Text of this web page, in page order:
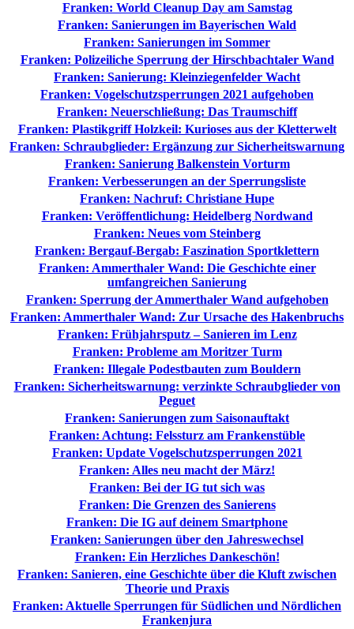
Franken: World Cleanup Day am Samstag
Franken: Sanierungen im Bayerischen Wald
Franken: Sanierungen im Sommer
Franken: Polizeiliche Sperrung der Hirschbachtaler Wand
Franken: Sanierung: Kleinziegenfelder Wacht
Franken: Vogelschutzsperrungen 2021 aufgehoben
Franken: Neuerschließung: Das Traumschiff
Franken: Plastikgriff Holzkeil: Kurioses aus der Kletterwelt
Franken: Schraubglieder: Ergänzung zur Sicherheitswarnung
Franken: Sanierung Balkenstein Vorturm
Franken: Verbesserungen an der Sperrungsliste
Franken: Nachruf: Christiane Hupe
Franken: Veröffentlichung: Heidelberg Nordwand
Franken: Neues vom Steinberg
Franken: Bergauf-Bergab: Faszination Sportklettern
Franken: Ammerthaler Wand: Die Geschichte einer
umfangreichen Sanierung
Franken: Sperrung der Ammerthaler Wand aufgehoben
Franken: Ammerthaler Wand: Zur Ursache des Hakenbruchs
Franken: Frühjahrsputz – Sanieren im Lenz
Franken: Probleme am Moritzer Turm
Franken: Illegale Podestbauten zum Bouldern
Franken: Sicherheitswarnung: verzinkte Schraubglieder von
Peguet
Franken: Sanierungen zum Saisonauftakt
Franken: Achtung: Felssturz am Frankenstüble
Franken: Update Vogelschutzsperrungen 2021
Franken: Alles neu macht der März!
Franken: Bei der IG tut sich was
Franken: Die Grenzen des Sanierens
Franken: Die IG auf deinem Smartphone
Franken: Sanierungen über den Jahreswechsel
Franken: Ein Herzliches Dankeschön!
Franken: Sanieren, eine Geschichte über die Kluft zwischen
Theorie und Praxis
Franken: Aktuelle Sperrungen für Südlichen und Nördlichen
Frankenjura